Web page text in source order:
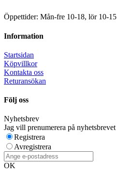
Öppettider: Mån-fre 10-18, lör 10-15
Information
Startsidan
Köpvillkor
Kontakta oss
Returansökan
Följ oss
Nyhetsbrev
Jag vill prenumerera på nyhetsbrevet
Registrera
Avregistrera
OK